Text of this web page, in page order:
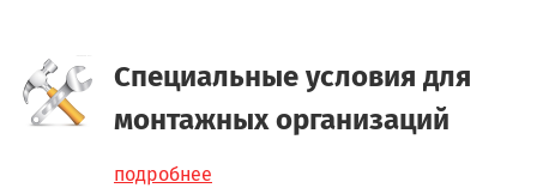
Специальные условия для
монтажных организаций
подробнее